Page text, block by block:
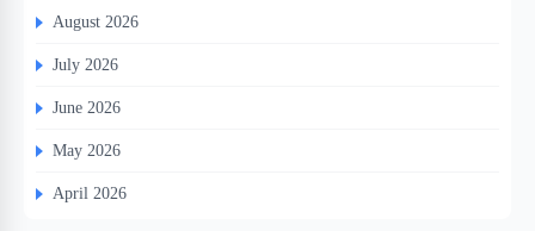
August 2026
July 2026
June 2026
May 2026
April 2026